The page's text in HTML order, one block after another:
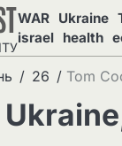
WAR Ukraine
israel health
26 Tom